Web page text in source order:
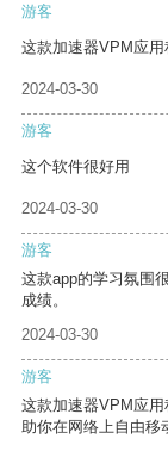
游客
这款加速器VPM应用
2024-03-30
游客
这个软件很好用
2024-03-30
游客
这款app的学习氛围
成绩。
2024-03-30
游客
这款加速器VPM应
助你在网络上自由移